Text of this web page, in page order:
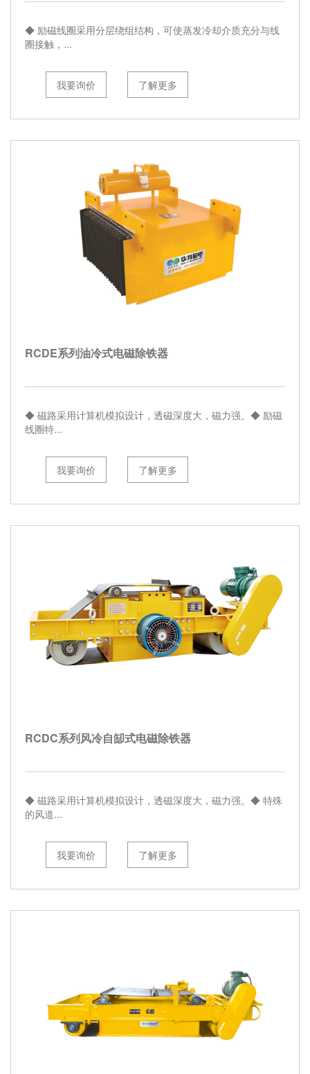
◆ 励磁线圈采用分层绕组结构，可使蒸发冷却介质充分与线
圈接触，...
我要询价 了解更多
RCDE系列油冷式电磁除铁器
◆ 磁路采用计算机模拟设计，透磁深度大，磁力强。◆ 励磁
线圈特...
我要询价 了解更多
RCDC系列风冷自缷式电磁除铁器
◆ 磁路采用计算机模拟设计，透磁深度大，磁力强。◆ 特殊
的风道...
我要询价 了解更多